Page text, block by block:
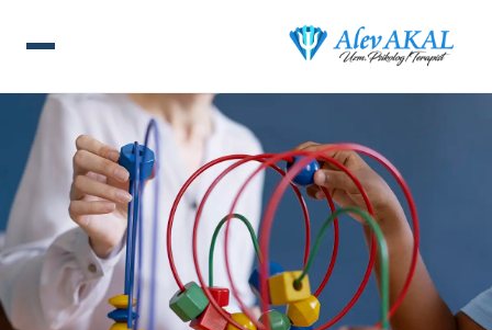
ANA SAYFA